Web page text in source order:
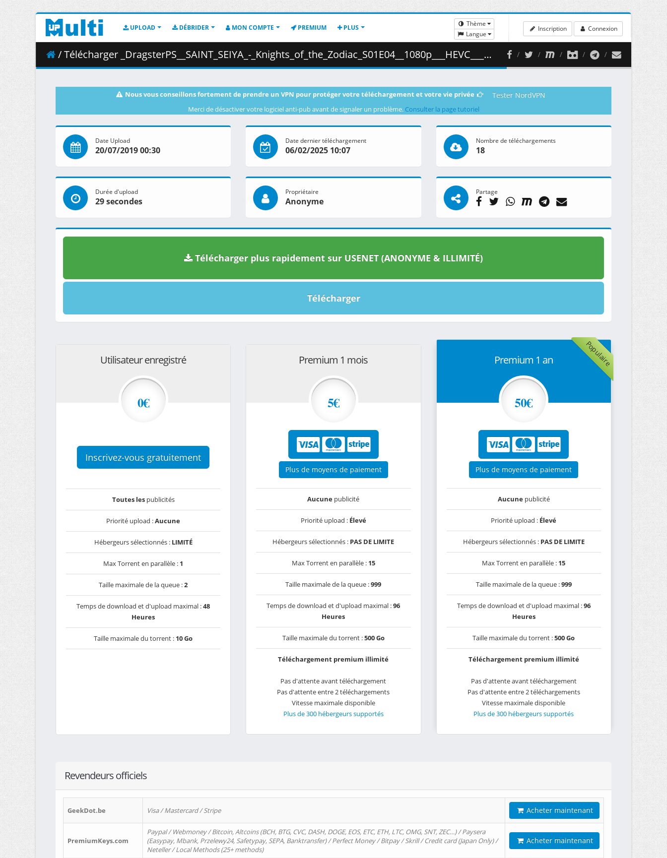
UPLOAD DÉBRIDER MON COMPTE PREMIUM PLUS
Thème
Langue
Inscription Connexion
/ Télécharger _DragsterPS__SAINT_SEIYA_-_Knights_of_the_Zodiac_S01E04__1080p___HEVC___Multi-Audio___Multi-Subs___3D37FCD5_.mkv.002 ( 419.34 MB )
Nous vous conseillons fortement de prendre un VPN pour protéger votre téléchargement et votre vie privée Tester NordVPN
Merci de désactiver votre logiciel anti-pub avant de signaler un problème. Consulter la page tutoriel
Date Upload
20/07/2019 00:30
Date dernier téléchargement
06/02/2025 10:07
Nombre de téléchargements
18
Durée d'upload
29 secondes
Propriétaire
Anonyme
Partage
Télécharger plus rapidement sur USENET (ANONYME & ILLIMITÉ)
Télécharger
Utilisateur enregistré
0€
Inscrivez-vous gratuitement
Toutes lespublicités
Priorité upload :Aucune
Hébergeurs sélectionnés : LIMITÉ
Max Torrent en parallèle : 1
Taille maximale de la queue :2
Temps de download et d'upload maximal :48
Heures
Taille maximale du torrent : 10 Go
Premium 1 mois
5€
Plus de moyens de paiement
Aucune publicité
Priorité upload : Élevé
Hébergeurs sélectionnés : PAS DE LIMITE
Max Torrent en parallèle : 15
Taille maximale de la queue :999
Temps de download et d'upload maximal :96
Heures
Taille maximale du torrent :500 Go
Téléchargement premium illimité
Pas d'attente avant téléchargement
Pas d'attente entre 2 téléchargements
Vitesse maximale disponible
Plus de 300 hébergeurs supportés
Populaire
Premium 1 an
50€
Plus de moyens de paiement
Aucunepublicité
Priorité upload : Élevé
Hébergeurs sélectionnés : PAS DE LIMITE
Max Torrent en parallèle : 15
Taille maximale de la queue :999
Temps de download et d'upload maximal :96
Heures
Taille maximale du torrent :500 Go
Téléchargement premium illimité
Pas d'attente avant téléchargement
Pas d'attente entre 2 téléchargements
Vitesse maximale disponible
Plus de 300 hébergeurs supportés
Revendeurs officiels
GeekDot.be Visa / Mastercard / Stripe Acheter maintenant
PremiumKeys.com
Paypal / Webmoney / Bitcoin, Altcoins (BCH, BTG, CVC, DASH, DOGE, EOS, ETC, ETH, LTC, OMG, SNT, ZEC…) / Paysera
(Easypay, Mbank, Przelewy24, Safetypay, SEPA, Banktransfer) / Perfect Money / Bitpay / Skrill / Credit card (Japan Only) /
Neteller / Local Methods (25+ methods)
Acheter maintenant